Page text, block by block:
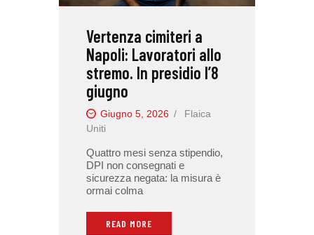
Vertenza cimiteri a
Napoli: Lavoratori allo
stremo. In presidio l’8
giugno
Giugno 5, 2026
Flaica
Uniti
Quattro mesi senza stipendio,
DPI non consegnati e
sicurezza negata: la misura è
ormai colma
READ MORE